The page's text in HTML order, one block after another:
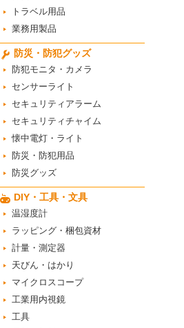
トラベル用品
業務用製品
防災・防犯グッズ
防犯モニタ・カメラ
センサーライト
セキュリティアラーム
セキュリティチャイム
懐中電灯・ライト
防災・防犯用品
防災グッズ
DIY・工具・文具
温湿度計
ラッピング・梱包資材
計量・測定器
天びん・はかり
マイクロスコープ
工業用内視鏡
工具